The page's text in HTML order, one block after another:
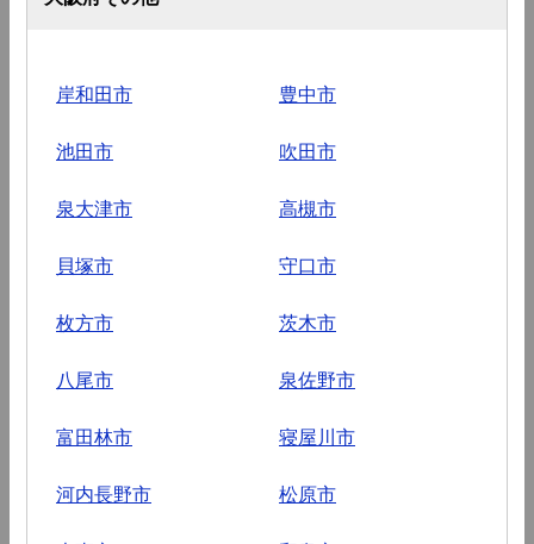
岸和田市 豊中市
池田市 吹田市
泉大津市 高槻市
貝塚市 守口市
枚方市 茨木市
八尾市 泉佐野市
富田林市 寝屋川市
河内長野市 松原市